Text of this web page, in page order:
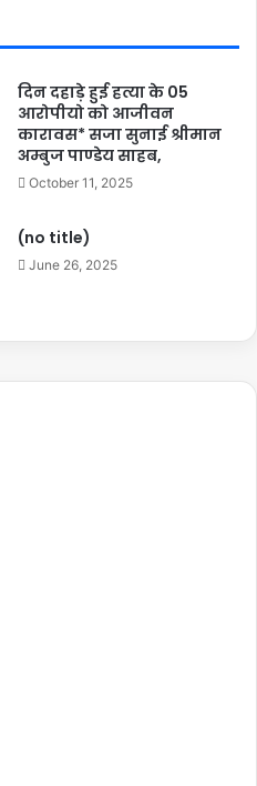
दिन दहाड़े हुई हत्या के 05
आरोपीयो को आजीवन
कारावस* सजा सुनाई श्रीमान
अम्बुज पाण्डेय साहब,
October 11, 2025
(no title)
June 26, 2025